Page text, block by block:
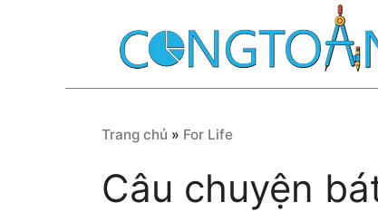
Trang chủ » For Life
Câu chuyện